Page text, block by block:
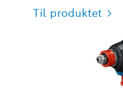
Til produktet